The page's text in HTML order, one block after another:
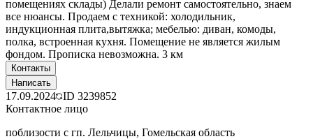
помещениях склады) Делали ремонт самостоятельно, знаем
все нюансы. Продаем с техникой: холодильник,
индукционная плита,вытяжка; мебелью: диван, комоды,
полка, встроенная кухня. Помещение не является жилым
фондом. Прописка невозможна. 3 км
Контакты
Написать
17.09.2024 ID 3239852
Контактное лицо
поблизости с гп. Лельчицы, Гомельская область